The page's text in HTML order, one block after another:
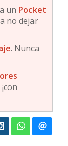
un Pocket
no dejar
. Nunca